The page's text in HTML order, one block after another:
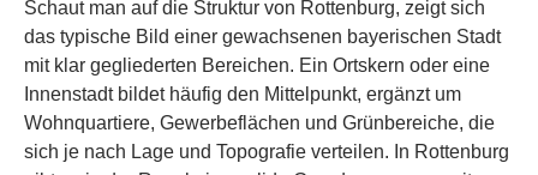
Schaut man auf die Struktur von Rottenburg, zeigt sich
das typische Bild einer gewachsenen bayerischen Stadt
mit klar gegliederten Bereichen. Ein Ortskern oder eine
Innenstadt bildet häufig den Mittelpunkt, ergänzt um
Wohnquartiere, Gewerbeflächen und Grünbereiche, die
sich je nach Lage und Topografie verteilen. In Rottenburg